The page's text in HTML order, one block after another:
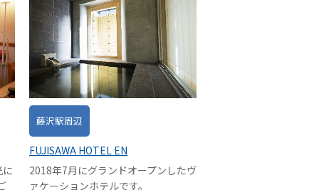
藤沢駅周辺
FUJISAWA HOTEL EN
2018年7月にグランドオープンしたヴ
ァケーションホテルです。